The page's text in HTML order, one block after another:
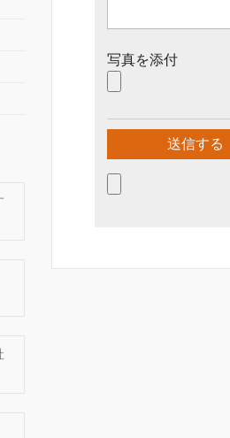
写真を添付